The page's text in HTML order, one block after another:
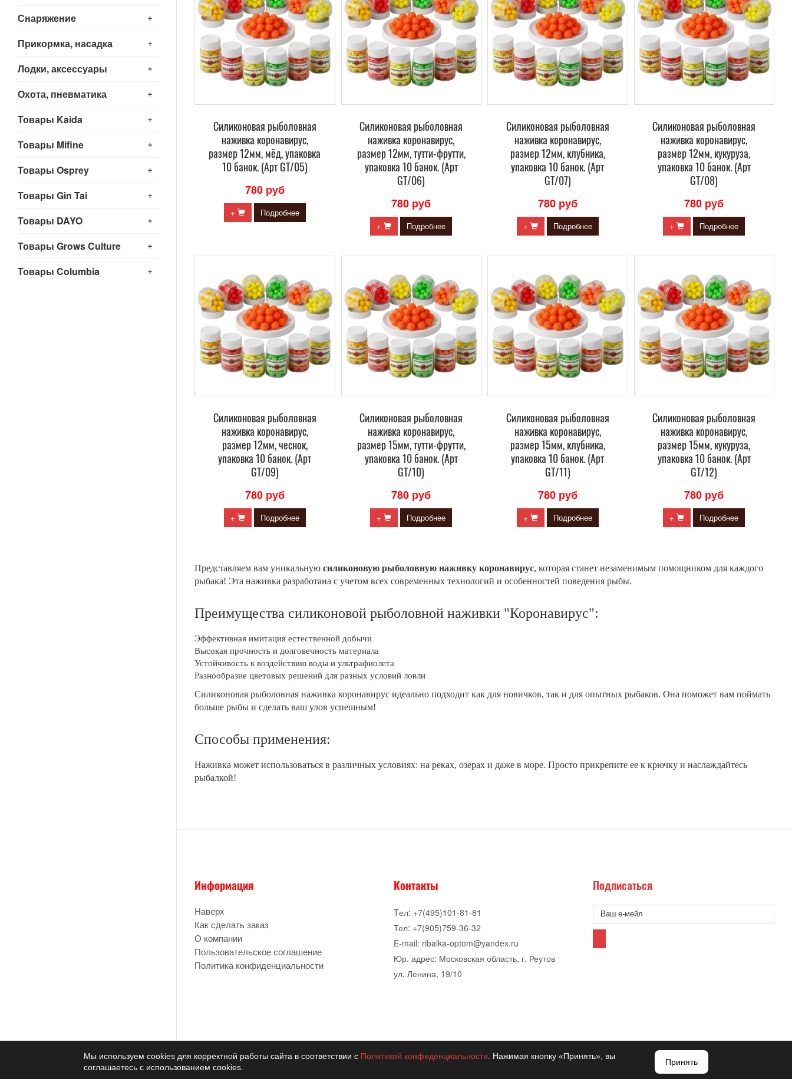
+
Снаряжение
+
Прикормка, насадка
+
Лодки, аксессуары
+
Охота, пневматика
+
Товары Kaida
+
Товары Mifine
+
Товары Osprey
+
Товары Gin Tai
+
Товары DAYO
+
Товары Grows Culture
+
Товары Columbia
Силиконовая рыболовная
наживка коронавирус,
размер 12мм, мёд, упаковка
10 банок. (Арт GT/05)
780 руб
+ Подробнее
Силиконовая рыболовная
наживка коронавирус,
размер 12мм, тутти-фрутти,
упаковка 10 банок. (Арт
GT/06)
780 руб
+ Подробнее
Силиконовая рыболовная
наживка коронавирус,
размер 12мм, клубника,
упаковка 10 банок. (Арт
GT/07)
780 руб
+ Подробнее
Силиконовая рыболовная
наживка коронавирус,
размер 12мм, кукуруза,
упаковка 10 банок. (Арт
GT/08)
780 руб
+ Подробнее
Силиконовая рыболовная
наживка коронавирус,
размер 12мм, чеснок,
упаковка 10 банок. (Арт
GT/09)
780 руб
+ Подробнее
Силиконовая рыболовная
наживка коронавирус,
размер 15мм, тутти-фрутти,
упаковка 10 банок. (Арт
GT/10)
780 руб
+ Подробнее
Силиконовая рыболовная
наживка коронавирус,
размер 15мм, клубника,
упаковка 10 банок. (Арт
GT/11)
780 руб
+ Подробнее
Силиконовая рыболовная
наживка коронавирус,
размер 15мм, кукуруза,
упаковка 10 банок. (Арт
GT/12)
780 руб
+ Подробнее
Представляем вам уникальную силиконовую рыболовную наживку коронавирус, которая станет незаменимым помощником для каждого
рыбака! Эта наживка разработана с учетом всех современных технологий и особенностей поведения рыбы.
Преимущества силиконовой рыболовной наживки "Коронавирус":
Эффективная имитация естественной добычи
Высокая прочность и долговечность материала
Устойчивость к воздействию воды и ультрафиолета
Разнообразие цветовых решений для разных условий ловли
Силиконовая рыболовная наживка коронавирус идеально подходит как для новичков, так и для опытных рыбаков. Она поможет вам поймать
больше рыбы и сделать ваш улов успешным!
Способы применения:
Наживка может использоваться в различных условиях: на реках, озерах и даже в море. Просто прикрепите ее к крючку и наслаждайтесь
рыбалкой!
Информация
Наверх
Как сделать заказ
О компании
Пользовательское соглашение
Политика конфиденциальности
Контакты
Tел: +7(495)101-81-81
Тел: +7(905)759-36-32
E-mail: ribalka-optom@yandex.ru
Юр. адрес: Московская область, г. Реутов
ул. Ленина, 19/10
Подписаться
Мы используем cookies для корректной работы сайта в соответствии с Политикой конфиденциальности . Нажимая кнопку «Принять», вы
соглашаетесь с использованием cookies.
Принять